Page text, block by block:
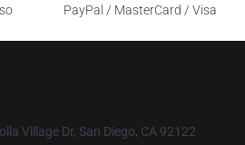
PayPal / MasterCard / Visa
Village Dr, San Diego, CA 92122